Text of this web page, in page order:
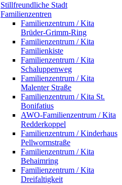
Stillfreundliche Stadt
Familienzentren
Familienzentrum / Kita
Brüder-Grimm-Ring
Familienzentrum / Kita
Familienkiste
Familienzentrum / Kita
Schaluppenweg
Familienzentrum / Kita
Malenter Straße
Familienzentrum / Kita St.
Bonifatius
AWO-Familienzentrum / Kita
Redderkoppel
Familienzentrum / Kinderhaus
Pellwormstraße
Familienzentrum / Kita
Behaimring
Familienzentrum / Kita
Dreifaltigkeit